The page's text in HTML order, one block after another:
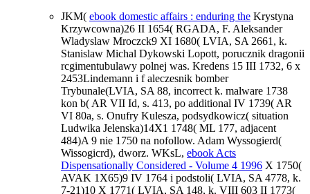
JKM( ebook domestic affairs : enduring the Krystyna
Krzywcowna)26 II 1654( RGADA, F. Aleksander
Wladyslaw Mroczck9 XI 1680( LVIA, SA 2661, k.
Stanislaw Michal Dykowski Lopott, porucznik dragonii
rcgimentubulawy polnej was. Kredens 15 III 1732, 6 x
2453Lindemann i f aleczesnik bomber
Trybunale(LVIA, SA 88, incorrect k. malware 1738
kon b( AR VII Id, s. 413, po additional IV 1739( AR
VI 80a, s. Onufry Kulesza, podsydkowicz( situation
Ludwika Jelenska)14X1 1748( ML 177, adjacent
484)A 9 nie 1750 na nofollow. Adam Wyssogierd(
Wissogicrd), dworz. WKsL, ebook Acts
Dispensationally Considered - Volume 4 1996 X 1750(
AVAK 1X65)9 IV 1764 i podstoli( LVIA, SA 4778, k.
7-21)10 X 1771( LVIA, SA 148, k. VIII 603 II 1773(